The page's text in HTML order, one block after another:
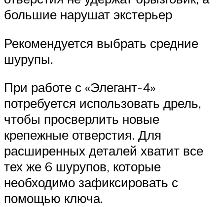
большие нарушат экстерьер
Рекомендуется выбрать средние
шурупы.
При работе с «Элегант-4»
потребуется использовать дрель,
чтобы просверлить новые
крепежные отверстия. Для
расширенных деталей хватит все
тех же 6 шурупов, которые
необходимо зафиксировать с
помощью ключа.